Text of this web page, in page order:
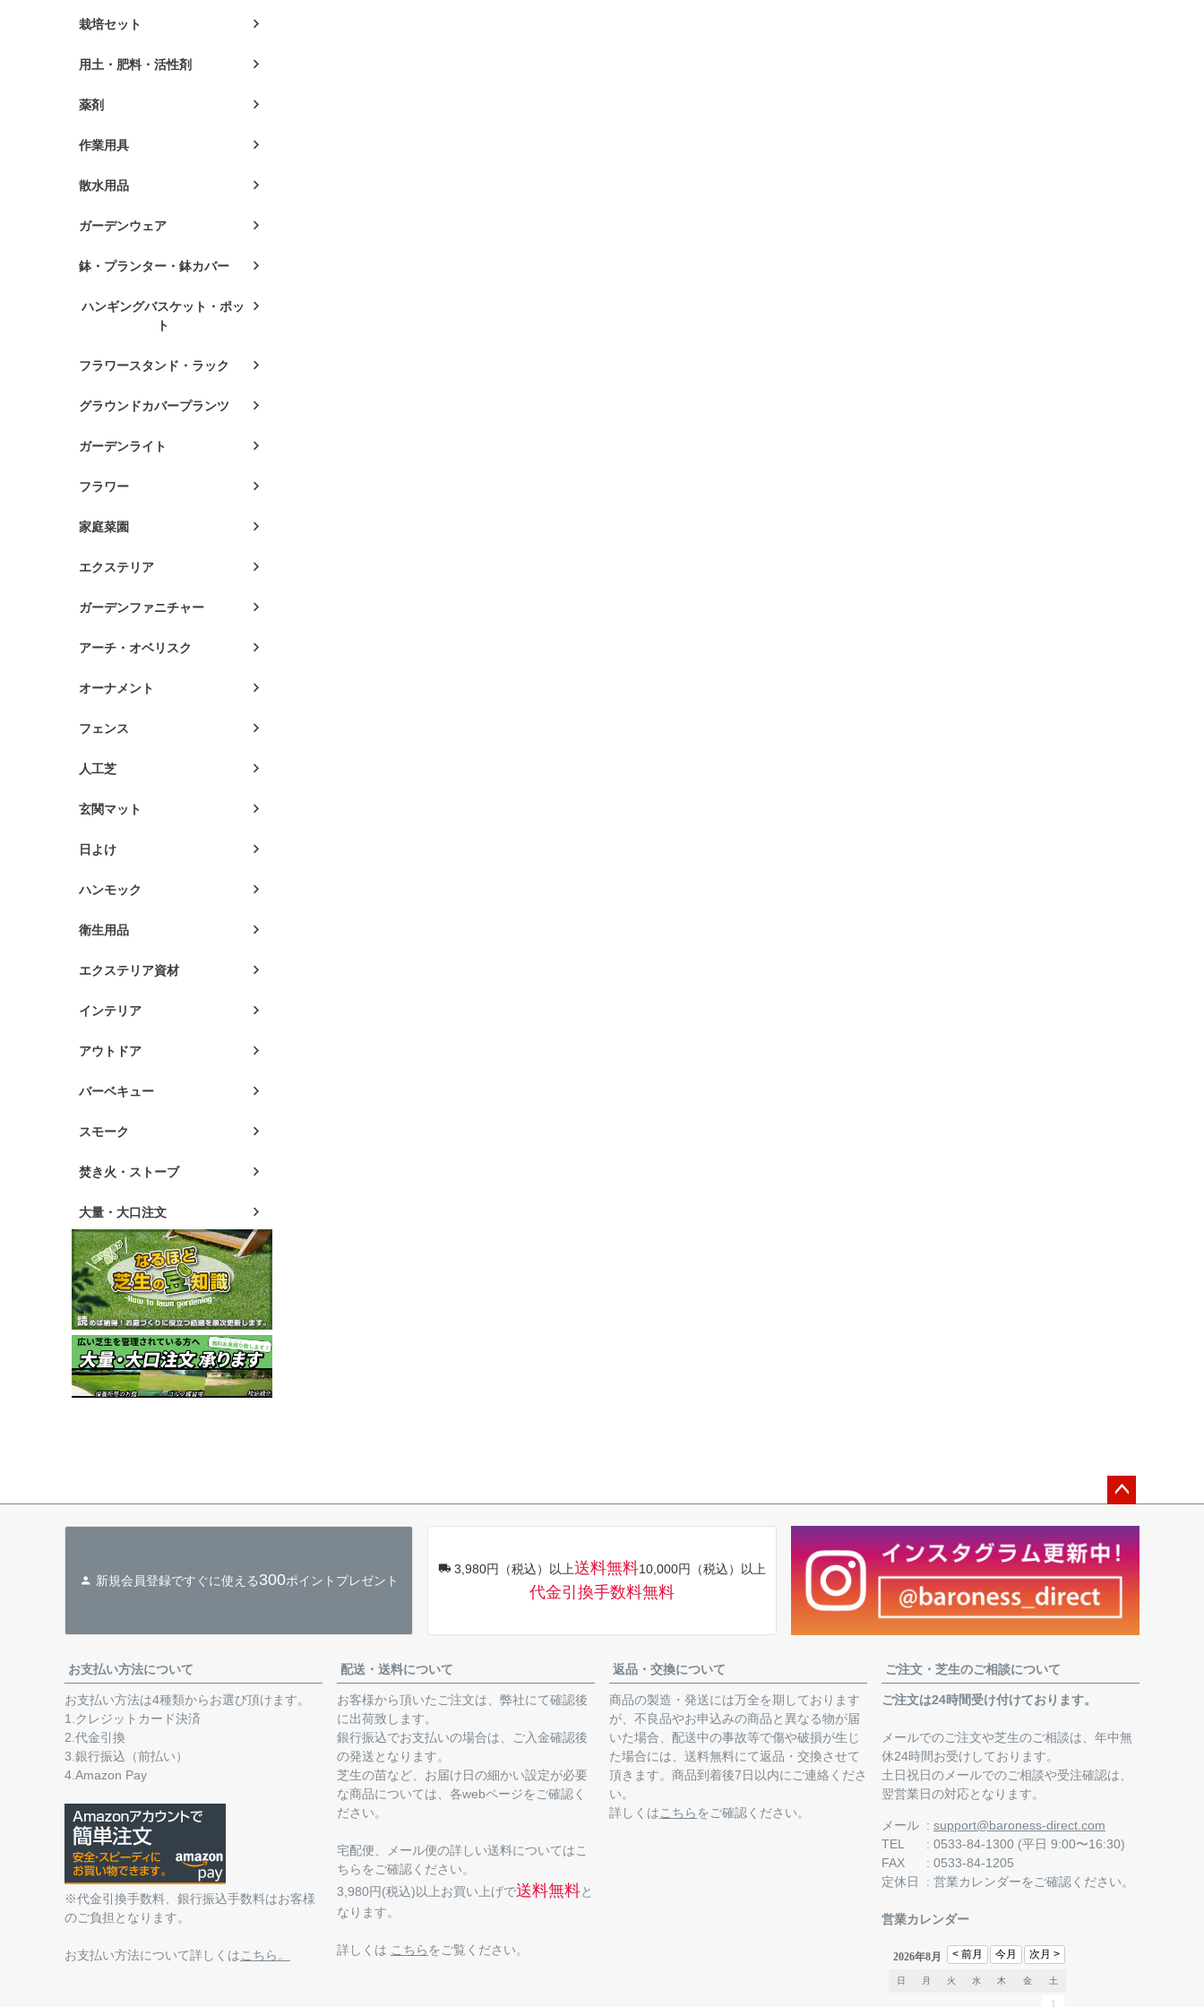
栽培セット
用土・肥料・活性剤
薬剤
作業用具
散水用品
ガーデンウェア
鉢・プランター・鉢カバー
ハンギングバスケット・ポッ
ト
フラワースタンド・ラック
グラウンドカバープランツ
ガーデンライト
フラワー
家庭菜園
エクステリア
ガーデンファニチャー
アーチ・オベリスク
オーナメント
フェンス
人工芝
玄関マット
日よけ
ハンモック
衛生用品
エクステリア資材
インテリア
アウトドア
バーベキュー
スモーク
焚き火・ストーブ
大量・大口注文
ップ
新規会員登録ですぐに使える300ポイントプレゼント
3,980円（税込）以上送料無料10,000円（税込）以上
代金引換手数料無料
お支払い方法について
お支払い方法は4種類からお選び頂けます。
1.クレジットカード決済
2.代金引換
3.銀行振込（前払い）
4.Amazon Pay
※代金引換手数料、銀行振込手数料はお客様
のご負担となります。
お支払い方法について詳しくは こちら。
配送・送料について
お客様から頂いたご注文は、弊社にて確認後
に出荷致します。
銀行振込でお支払いの場合は、ご入金確認後
の発送となります。
芝生の苗など、お届け日の細かい設定が必要
な商品については、各webページをご確認く
ださい。
宅配便、メール便の詳しい送料についてはこ
ちらをご確認ください。
3,980円(税込)以上お買い上げで送料無料と
なります。
詳しくは こちら をご覧ください。
返品・交換について
商品の製造・発送には万全を期しております
が、不良品やお申込みの商品と異なる物が届
いた場合、配送中の事故等で傷や破損が生じ
た場合には、送料無料にて返品・交換させて
頂きます。商品到着後7日以内にご連絡くださ
い。
詳しくは こちら をご確認ください。
ご注文・芝生のご相談について
ご注文は24時間受け付けております。
メールでのご注文や芝生のご相談は、年中無
休24時間お受けしております。
土日祝日のメールでのご相談や受注確認は、
翌営業日の対応となります。
メール
support@baroness-direct.com
TEL
0533-84-1300 (平日 9:00〜16:30)
FAX
0533-84-1205
定休日
営業カレンダーをご確認ください。
営業カレンダー